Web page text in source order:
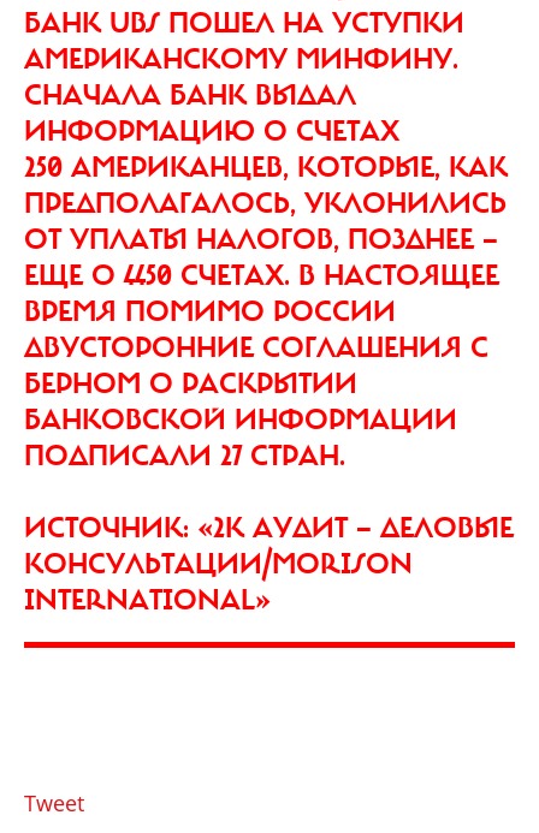
БАНК UBS ПОШЕЛ НА УСТУПКИ
АМЕРИКАНСКОМУ МИНФИНУ.
СНАЧАЛА БАНК ВЫДАЛ
ИНФОРМАЦИЮ О СЧЕТАХ
250 АМЕРИКАНЦЕВ, КОТОРЫЕ, КАК
ПРЕДПОЛАГАЛОСЬ, УКЛОНИЛИСЬ
ОТ УПЛАТЫ НАЛОГОВ, ПОЗДНЕЕ —
ЕЩЕ О 4450 СЧЕТАХ. В НАСТОЯЩЕЕ
ВРЕМЯ ПОМИМО РОССИИ
ДВУСТОРОННИЕ СОГЛАШЕНИЯ С
БЕРНОМ О РАСКРЫТИИ
БАНКОВСКОЙ ИНФОРМАЦИИ
ПОДПИСАЛИ 27 СТРАН.
ИСТОЧНИК: «2К АУДИТ — ДЕЛОВЫЕ
КОНСУЛЬТАЦИИ/MORISON
INTERNATIONAL»
Tweet